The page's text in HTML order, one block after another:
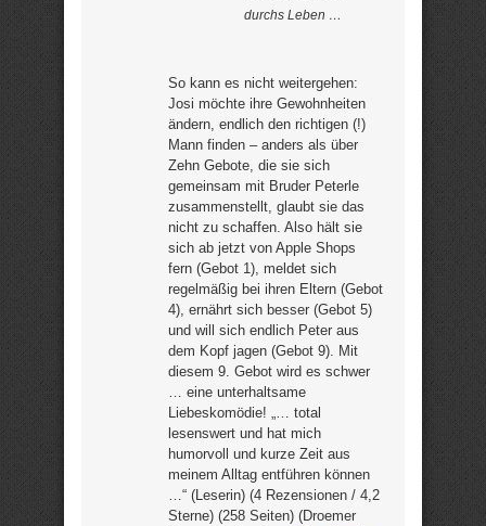
durchs Leben …
So kann es nicht weitergehen:
Josi möchte ihre Gewohnheiten
ändern, endlich den richtigen (!)
Mann finden – anders als über
Zehn Gebote, die sie sich
gemeinsam mit Bruder Peterle
zusammenstellt, glaubt sie das
nicht zu schaffen. Also hält sie
sich ab jetzt von Apple Shops
fern (Gebot 1), meldet sich
regelmäßig bei ihren Eltern (Gebot
4), ernährt sich besser (Gebot 5)
und will sich endlich Peter aus
dem Kopf jagen (Gebot 9). Mit
diesem 9. Gebot wird es schwer
… eine unterhaltsame
Liebeskomödie! „… total
lesenswert und hat mich
humorvoll und kurze Zeit aus
meinem Alltag entführen können
…“ (Leserin) (4 Rezensionen / 4,2
Sterne) (258 Seiten) (Droemer